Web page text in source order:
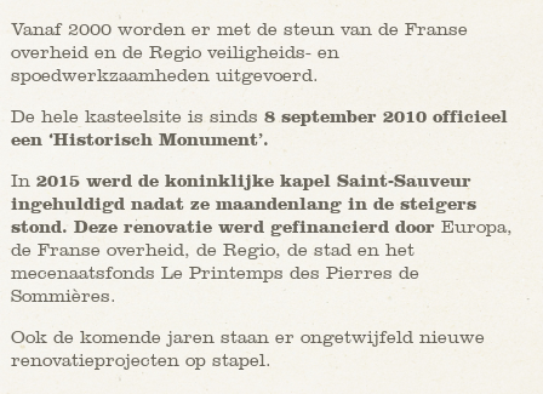
Vanaf 2000 worden er met de steun van de Franse
overheid en de Regio veiligheids- en
spoedwerkzaamheden uitgevoerd.
De hele kasteelsite is sinds 8 september 2010 officieel
een ‘Historisch Monument’.
In 2015 werd de koninklijke kapel Saint-Sauveur
ingehuldigd nadat ze maandenlang in de steigers
stond. Deze renovatie werd gefinancierd doorEuropa,
de Franse overheid, de Regio, de stad en het
mecenaatsfonds Le Printemps des Pierres de
Sommières.
Ook de komende jaren staan er ongetwijfeld nieuwe
renovatieprojecten op stapel.